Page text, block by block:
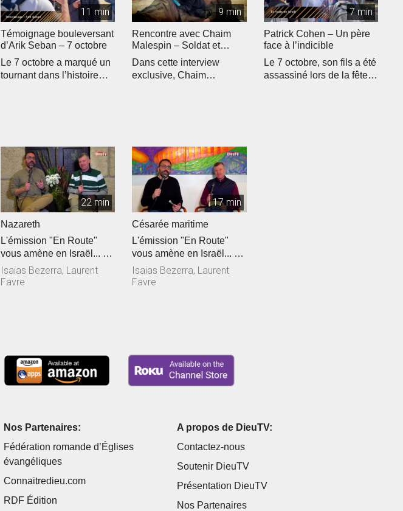
11 min
Témoignage bouleversant
d’Arik Seban – 7 octobre
Le 7 octobre a marqué un
tournant dans l’histoire
9 min
Rencontre avec Chaim
Malespin – Soldat et
bâtisseur d’espérance
Dans cette interview
exclusive, Chaim
7 min
Patrick Cohen – Un père
face à l’indicible
Le 7 octobre, son fils a été
assassiné lors de la fête
22 min
Nazareth
L'émission "En Route"
vous amène en Israël... et
pour cette troisième
journ�...
Isaias Bezerra, Laurent
Favre
17 min
Césarée maritime
L'émission "En Route"
vous amène en Israël... et
pour cette première
journé...
Isaias Bezerra, Laurent
Favre
Nos Partenaires:
Fédération romande d’Églises
évangéliques
Connaitredieu.com
RDF Édition
A propos de DieuTV:
Contactez-nous
Soutenir DieuTV
Présentation DieuTV
Nos Partenaires